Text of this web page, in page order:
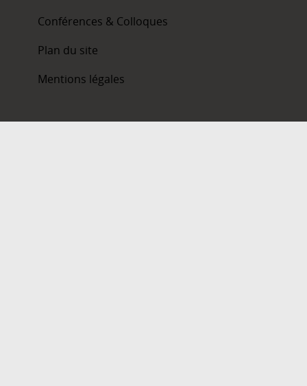
Conférences & Colloques
Plan du site
Mentions légales